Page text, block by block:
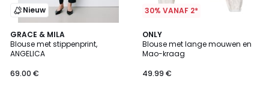
Nieuw
GRACE & MILA
Blouse met stippenprint,
ANGELICA
69.00 €
30% VANAF 2*
ONLY
Blouse met lange mouwen en
Mao-kraag
49.99 €
2
Kleuren